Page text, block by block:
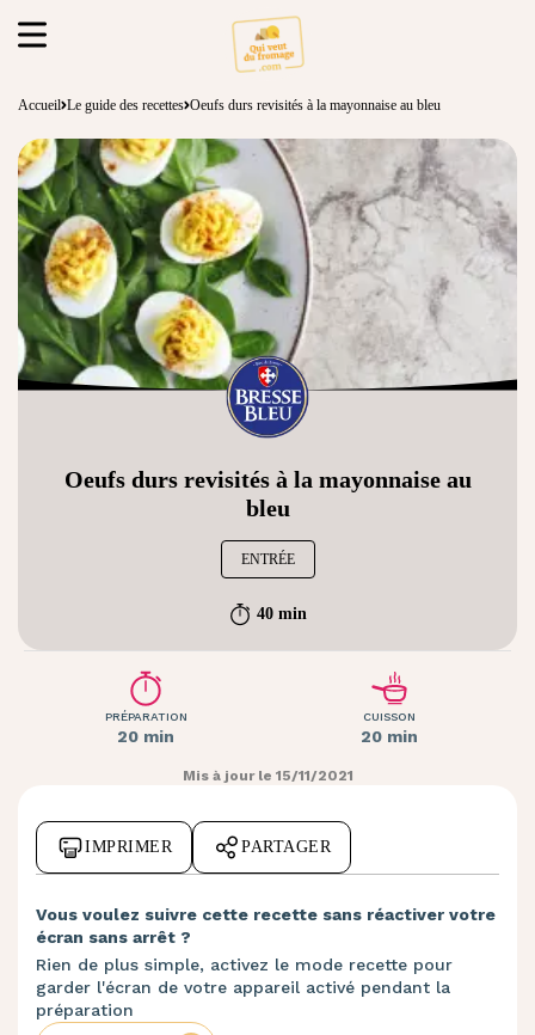
Accueil Le guide des recettes Oeufs durs revisités à la mayonnaise au bleu
Oeufs durs revisités à la mayonnaise au
bleu
ENTRÉE
40 min
PRÉPARATION
20 min
CUISSON
20 min
Mis à jour le 15/11/2021
IMPRIMER PARTAGER
Vous voulez suivre cette recette sans réactiver votre
écran sans arrêt ?
Rien de plus simple, activez le mode recette pour
garder l'écran de votre appareil activé pendant la
préparation